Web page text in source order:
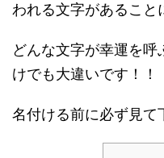
われる文字があること
どんな文字が幸運を
けでも大違いです！！
名付ける前に必ず見て